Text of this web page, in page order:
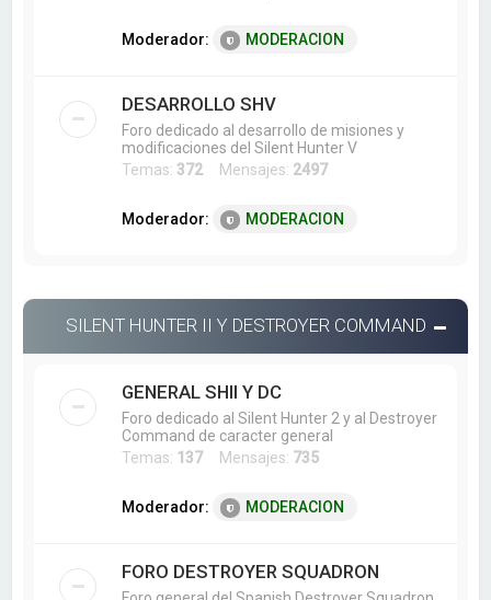
Moderador: MODERACION
DESARROLLO SHV
Foro dedicado al desarrollo de misiones y
modificaciones del Silent Hunter V
Temas: 372Mensajes: 2497
Moderador: MODERACION
SILENT HUNTER II Y DESTROYER COMMAND
GENERAL SHII Y DC
Foro dedicado al Silent Hunter 2 y al Destroyer
Command de caracter general
Temas: 137Mensajes: 735
Moderador: MODERACION
FORO DESTROYER SQUADRON